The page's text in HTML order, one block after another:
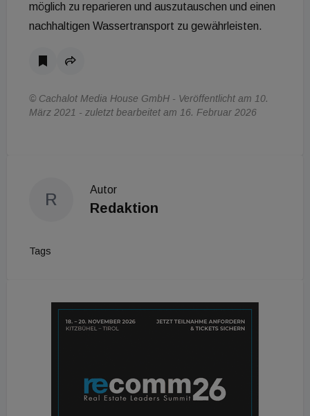
möglich zu reparieren und auszutauschen und einen
nachhaltigen Wassertransport zu gewährleisten.
© Cachalot Media House GmbH - Veröffentlicht am 10.
März 2021 - zuletzt bearbeitet am 16. Februar 2026
R
Autor
Redaktion
Tags